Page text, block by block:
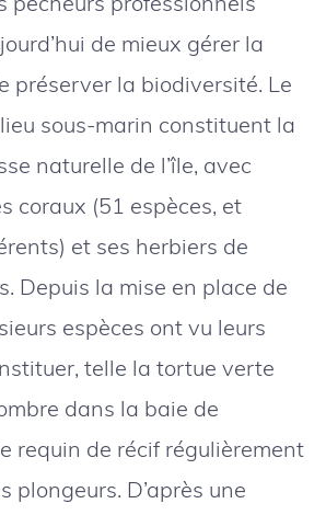
de mieux gérer la
préserver la biodiversité. Le
sous-marin constituent la
naturelle de l’île, avec
coraux (51 espèces, et
et ses herbiers de
Depuis la mise en place de
espèces ont vu leurs
telle la tortue verte
dans la baie de
requin de récif régulièrement
plongeurs. D’après une